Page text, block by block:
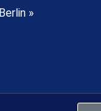
»